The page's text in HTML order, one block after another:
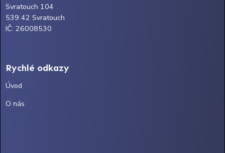
Svratouch 104
539 42 Svratouch
IČ: 26008530
Rychlé odkazy
Úvod
O nás